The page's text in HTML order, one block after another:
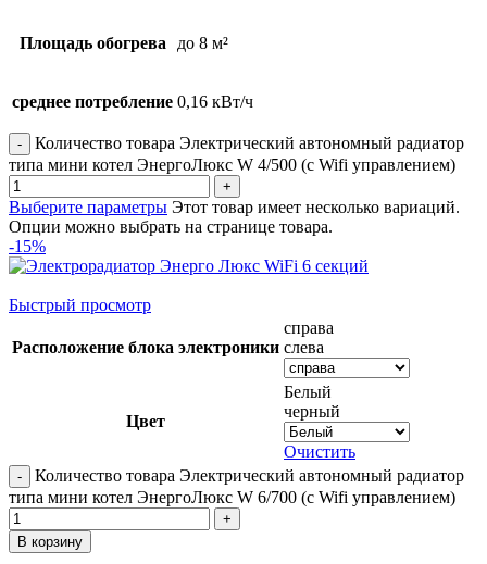
Площадь обогрева до 8 м²
среднее потребление 0,16 кВт/ч
Количество товара Электрический автономный радиатор
типа мини котел ЭнергоЛюкс W 4/500 (с Wifi управлением)
Выберите параметры Этот товар имеет несколько вариаций.
Опции можно выбрать на странице товара.
-15%
Быстрый просмотр
Расположение блока электроники
справа
слева
Цвет
Белый
черный
Очистить
Количество товара Электрический автономный радиатор
типа мини котел ЭнергоЛюкс W 6/700 (с Wifi управлением)
В корзину